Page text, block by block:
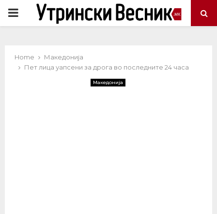
PRIMARY
Home
Македонија
Пет лица уапсени за дрога во последните 24 часа
Македонија